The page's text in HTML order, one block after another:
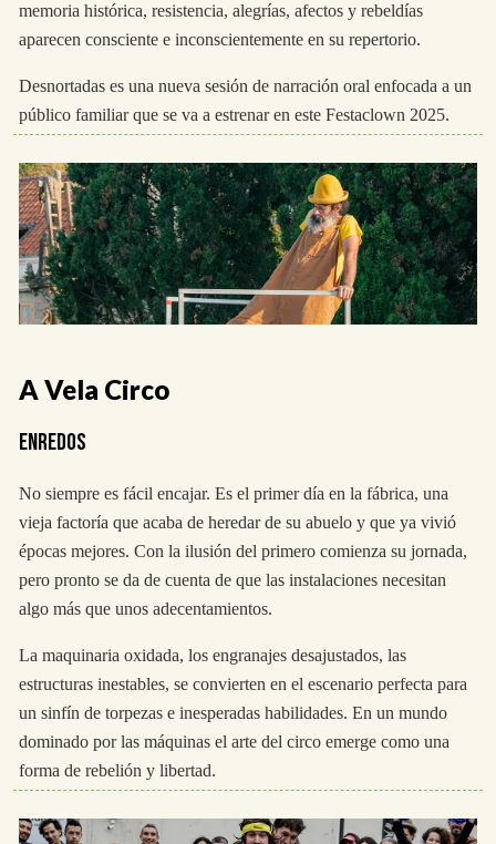
memoria histórica, resistencia, alegrías, afectos y rebeldías
aparecen consciente e inconscientemente en su repertorio.
Desnortadas es una nueva sesión de narración oral enfocada a un
público familiar que se va a estrenar en este Festaclown 2025.
A Vela Circo
ENREDOS
No siempre es fácil encajar. Es el primer día en la fábrica, una
vieja factoría que acaba de heredar de su abuelo y que ya vivió
épocas mejores. Con la ilusión del primero comienza su jornada,
pero pronto se da de cuenta de que las instalaciones necesitan
algo más que unos adecentamientos.
La maquinaria oxidada, los engranajes desajustados, las
estructuras inestables, se convierten en el escenario perfecta para
un sinfín de torpezas e inesperadas habilidades. En un mundo
dominado por las máquinas el arte del circo emerge como una
forma de rebelión y libertad.